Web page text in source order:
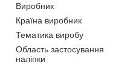
Виробник
Країна виробник
Тематика виробу
Область застосування
наліпки